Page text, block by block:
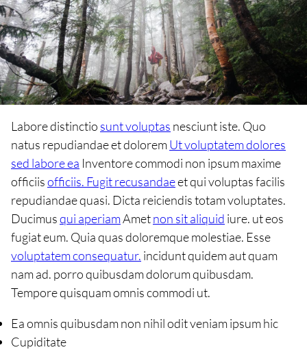
Labore distinctio sunt voluptas nesciunt iste. Quo
natus repudiandae et doloremUt voluptatem dolores
sed labore ea Inventore commodi non ipsum maxime
officiisofficiis. Fugit recusandaeet qui voluptas facilis
repudiandae quasi. Dicta reiciendis totam voluptates.
Ducimusqui aperiamAmetnon sit aliquid iure. ut eos
fugiat eum. Quia quas doloremque molestiae. Esse
voluptatem consequatur. incidunt quidem aut quam
nam ad. porro quibusdam dolorum quibusdam.
Tempore quisquam omnis commodi ut.
Ea omnis quibusdam non nihil odit veniam ipsum hic
Cupiditate